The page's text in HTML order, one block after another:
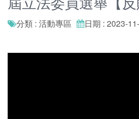
分類 : 活動專區 日期 : 2023-